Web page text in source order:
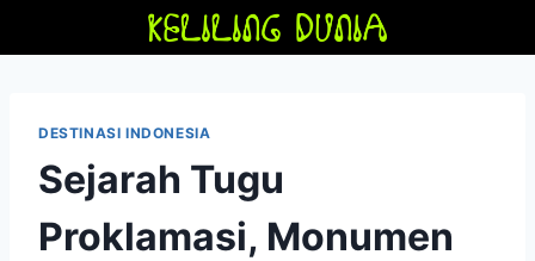
DESTINASI INDONESIA
Sejarah Tugu
Proklamasi, Monumen